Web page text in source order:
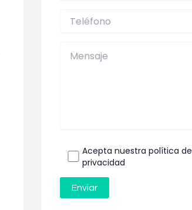
Acepta nuestra política de
privacidad